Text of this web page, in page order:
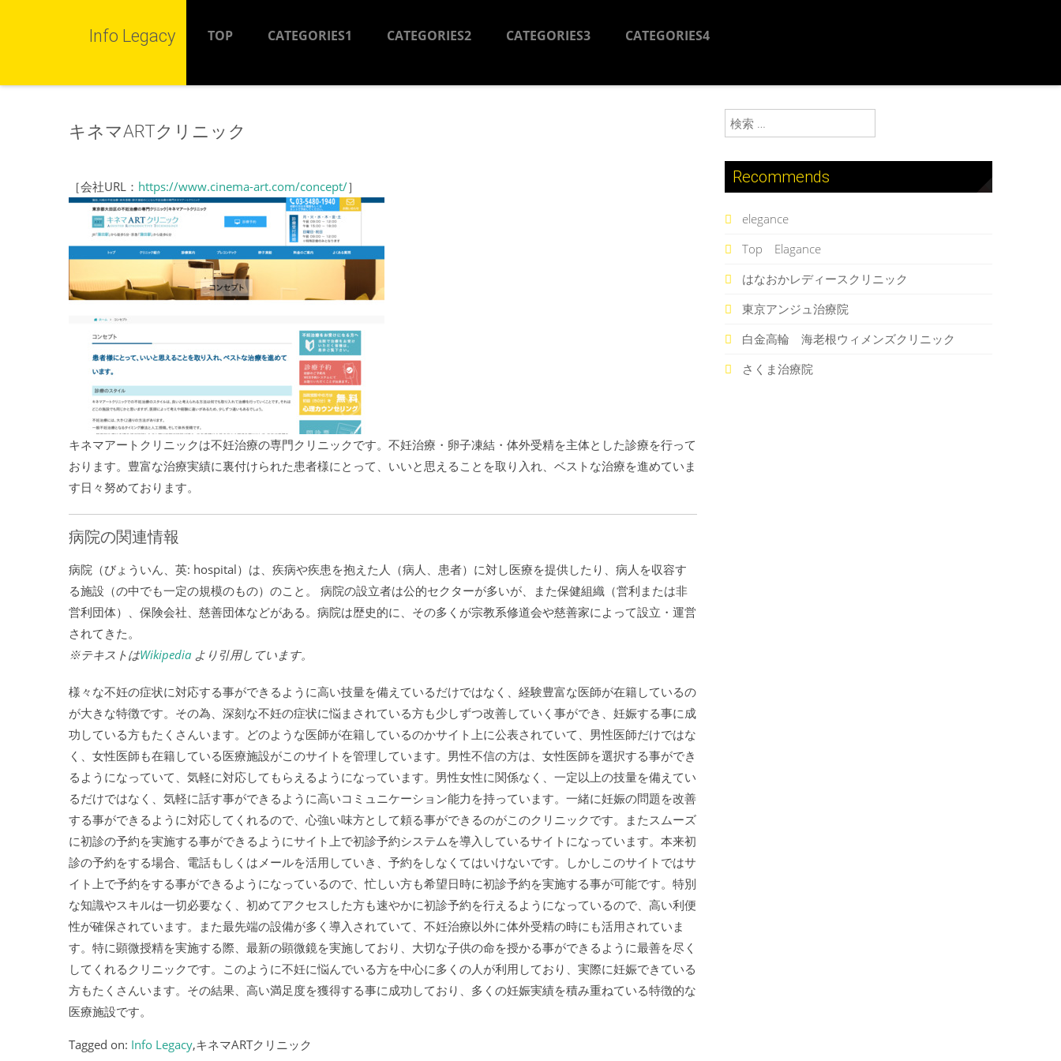
Info Legacy TOP CATEGORIES1 CATEGORIES2 CATEGORIES3 CATEGORIES4
キネマARTクリニック
［会社URL： https://www.cinema-art.com/concept/］
キネマアートクリニックは不妊治療の専門クリニックです。不妊治療・卵子凍結・体外受精を主体とした診療を行って
おります。豊富な治療実績に裏付けられた患者様にとって、いいと思えることを取り入れ、ベストな治療を進めていま
す日々努めております。
病院の関連情報
病院（びょういん、英: hospital）は、疾病や疾患を抱えた人（病人、患者）に対し医療を提供したり、病人を収容す
る施設（の中でも一定の規模のもの）のこと。 病院の設立者は公的セクターが多いが、また保健組織（営利または非
営利団体）、保険会社、慈善団体などがある。病院は歴史的に、その多くが宗教系修道会や慈善家によって設立・運営
されてきた。
※テキストはWikipedia より引用しています。
様々な不妊の症状に対応する事ができるように高い技量を備えているだけではなく、経験豊富な医師が在籍しているの
が大きな特徴です。その為、深刻な不妊の症状に悩まされている方も少しずつ改善していく事ができ、妊娠する事に成
功している方もたくさんいます。どのような医師が在籍しているのかサイト上に公表されていて、男性医師だけではな
く、女性医師も在籍している医療施設がこのサイトを管理しています。男性不信の方は、女性医師を選択する事ができ
るようになっていて、気軽に対応してもらえるようになっています。男性女性に関係なく、一定以上の技量を備えてい
るだけではなく、気軽に話す事ができるように高いコミュニケーション能力を持っています。一緒に妊娠の問題を改善
する事ができるように対応してくれるので、心強い味方として頼る事ができるのがこのクリニックです。またスムーズ
に初診の予約を実施する事ができるようにサイト上で初診予約システムを導入しているサイトになっています。本来初
診の予約をする場合、電話もしくはメールを活用していき、予約をしなくてはいけないです。しかしこのサイトではサ
イト上で予約をする事ができるようになっているので、忙しい方も希望日時に初診予約を実施する事が可能です。特別
な知識やスキルは一切必要なく、初めてアクセスした方も速やかに初診予約を行えるようになっているので、高い利便
性が確保されています。また最先端の設備が多く導入されていて、不妊治療以外に体外受精の時にも活用されていま
す。特に顕微授精を実施する際、最新の顕微鏡を実施しており、大切な子供の命を授かる事ができるように最善を尽く
してくれるクリニックです。このように不妊に悩んでいる方を中心に多くの人が利用しており、実際に妊娠できている
方もたくさんいます。その結果、高い満足度を獲得する事に成功しており、多くの妊娠実績を積み重ねている特徴的な
医療施設です。
Tagged on: Info Legacy,キネマARTクリニック
検索:
Recommends
elegance
Top Elagance
はなおかレディースクリニック
東京アンジュ治療院
白金高輪 海老根ウィメンズクリニック
さくま治療院